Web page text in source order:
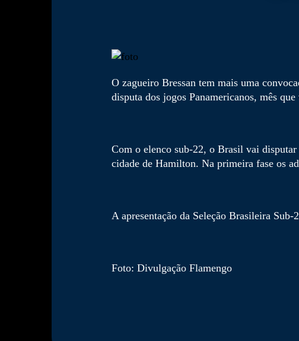
O zagueiro Bressan tem mais uma
disputa dos jogos Panamericanos, mês
Com o elenco sub-22, o Brasil vai
cidade de Hamilton. Na primeira fase os
A apresentação da Seleção Brasileira
Foto: Divulgação Flamengo